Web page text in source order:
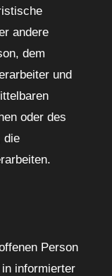
andere
dem
und
oder des
die
Person
informierter